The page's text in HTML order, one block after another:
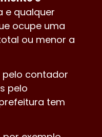
e qualquer
ocupe uma
ou menor a
pelo contador
pelo
tem